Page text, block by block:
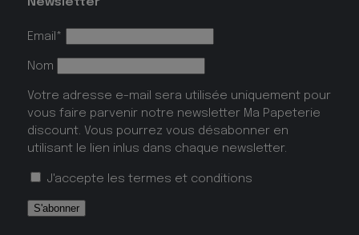
Newsletter
Email*
Nom
Votre adresse e-mail sera utilisée uniquement pour
vous faire parvenir notre newsletter Ma Papeterie
discount. Vous pourrez vous désabonner en
utilisant le lien inlus dans chaque newsletter.
J'accepte les termes et conditions